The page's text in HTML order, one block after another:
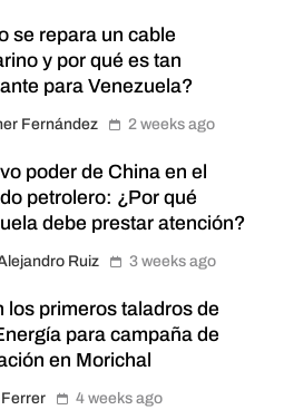
se repara un cable
y por qué es tan
para Venezuela?
Fernández 2 weeks ago
poder de China en el
petrolero: ¿Por qué
debe prestar atención?
Ruiz 3 weeks ago
los primeros taladros de
para campaña de
en Morichal
Ferrer 4 weeks ago